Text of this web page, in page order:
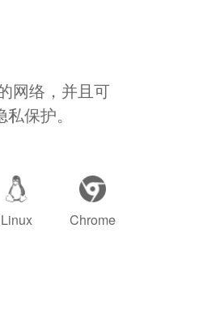
网络，并且可
保护。
Linux Chrome